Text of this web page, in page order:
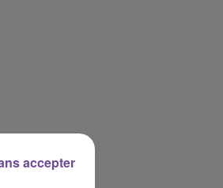
accepter